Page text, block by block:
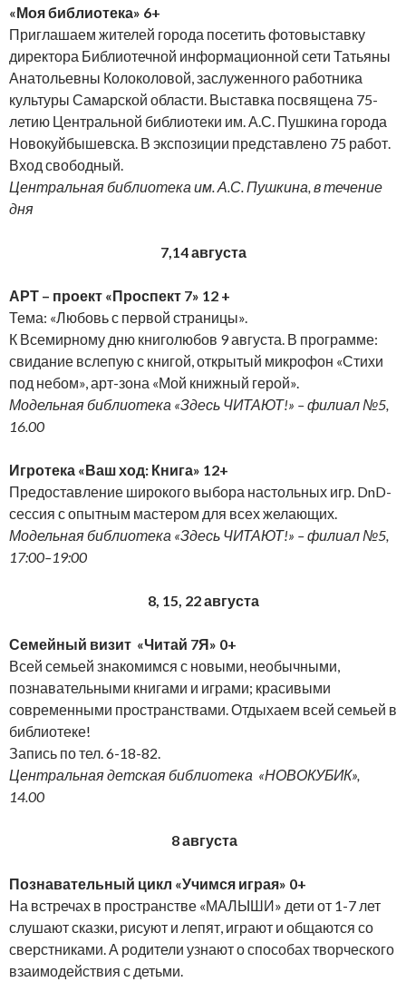
«Моя библиотека» 6+
Приглашаем жителей города посетить фотовыставку
директора Библиотечной информационной сети Татьяны
Анатольевны Колоколовой, заслуженного работника
культуры Самарской области. Выставка посвящена 75-
летию Центральной библиотеки им. А.С. Пушкина города
Новокуйбышевска. В экспозиции представлено 75 работ.
Вход свободный.
Центральная библиотека им. А.С. Пушкина, в течение
дня
7,14 августа
АРТ – проект «Проспект 7» 12 +
Тема: «Любовь с первой страницы».
К Всемирному дню книголюбов 9 августа. В программе:
свидание вслепую с книгой, открытый микрофон «Стихи
под небом», арт-зона «Мой книжный герой».
Модельная библиотека «Здесь ЧИТАЮТ!» – филиал №5,
16.00
Игротека «Ваш ход: Книга» 12+
Предоставление широкого выбора настольных игр. DnD-
сессия с опытным мастером для всех желающих.
Модельная библиотека «Здесь ЧИТАЮТ!» – филиал №5,
17:00–19:00
8, 15, 22 августа
Семейный визит «Читай 7Я» 0+
Всей семьей знакомимся с новыми, необычными,
познавательными книгами и играми; красивыми
современными пространствами. Отдыхаем всей семьей в
библиотеке!
Запись по тел. 6-18-82.
Центральная детская библиотека «НОВОКУБИК»,
14.00
8 августа
Познавательный цикл «Учимся играя» 0+
На встречах в пространстве «МАЛЫШИ» дети от 1-7 лет
слушают сказки, рисуют и лепят, играют и общаются со
сверстниками. А родители узнают о способах творческого
взаимодействия с детьми.